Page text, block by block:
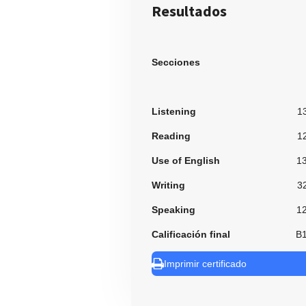
Resultados
Secciones
Listening
Reading
Use of English 13
Writing
Speaking 12
Calificación final
Imprimir certificado